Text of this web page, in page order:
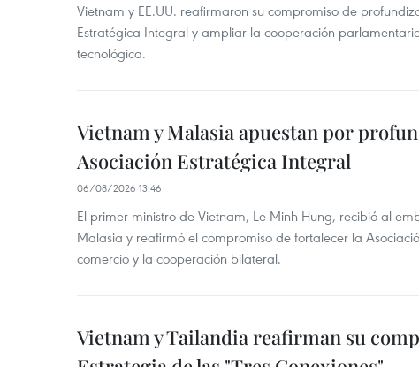
Vietnam y EE.UU. reafirmaron su compromiso de
Estratégica Integral y ampliar la cooperación
tecnológica.
Vietnam y Malasia apuestan por
Asociación Estratégica Integral
06/08/2026 13:46
El primer ministro de Vietnam, Le Minh Hung, recibió al
Malasia y reafirmó el compromiso de fortalecer la
comercio y la cooperación bilateral.
Vietnam y Tailandia reafirman su